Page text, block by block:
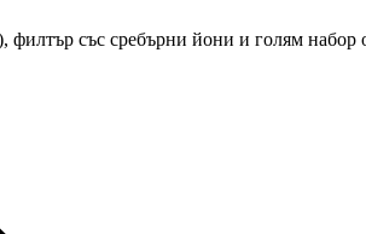
със сребърни йони и голям набор